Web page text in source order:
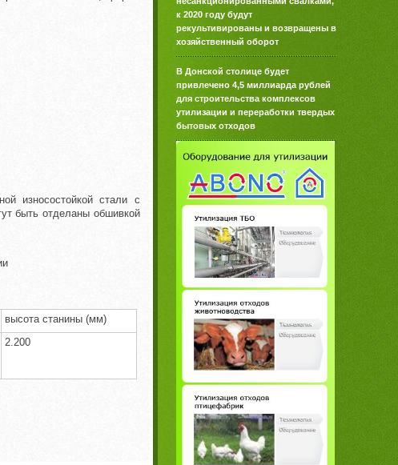
износостойкой стали с
быть отделаны обшивкой
высота станины (мм)
2.200
к 2020 году будут
рекультивированы и возвращены в
хозяйственный оборот
В Донской столице будет
привлечено 4,5 миллиарда рублей
для строительства комплексов
утилизации и переработки твердых
бытовых отходов